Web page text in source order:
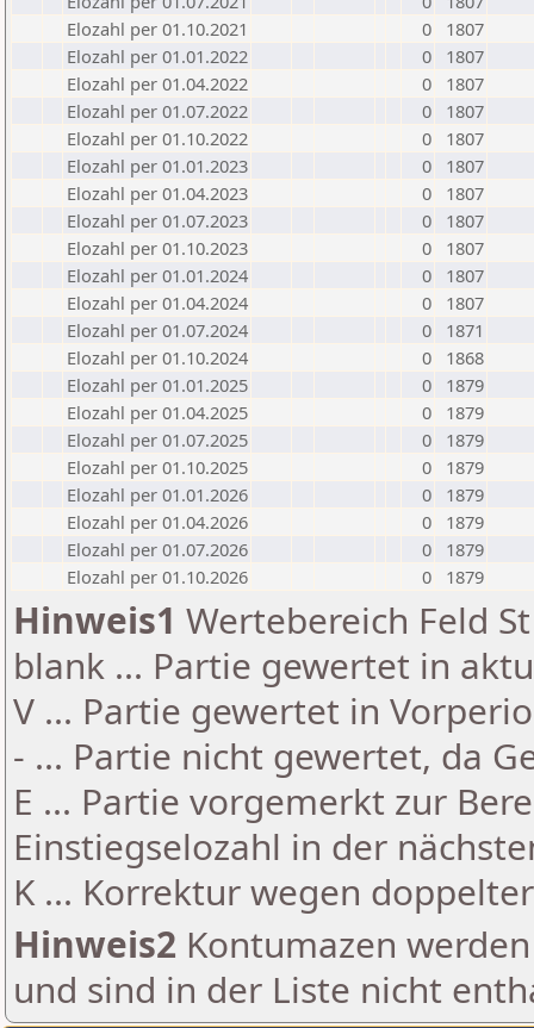
Elozahl per 01.10.2021
0
1807
Elozahl per 01.01.2022
0
1807
Elozahl per 01.04.2022
0
1807
Elozahl per 01.07.2022
0
1807
Elozahl per 01.10.2022
0
1807
Elozahl per 01.01.2023
0
1807
Elozahl per 01.04.2023
0
1807
Elozahl per 01.07.2023
0
1807
Elozahl per 01.10.2023
0
1807
Elozahl per 01.01.2024
0
1807
Elozahl per 01.04.2024
0
1807
Elozahl per 01.07.2024
0
1871
Elozahl per 01.10.2024
0
1868
Elozahl per 01.01.2025
0
1879
Elozahl per 01.04.2025
0
1879
Elozahl per 01.07.2025
0
1879
Elozahl per 01.10.2025
0
1879
Elozahl per 01.01.2026
0
1879
Elozahl per 01.04.2026
0
1879
Elozahl per 01.07.2026
0
1879
Elozahl per 01.10.2026
0 1879
Hinweis1 Wertebereich Feld
blank ... Partie gewertet in
V ... Partie gewertet in
- ... Partie nicht gewertet, da
E ... Partie vorgemerkt zur
Einstiegselozahl in der
K ... Korrektur wegen
Hinweis2 Kontumazen
und sind in der Liste nicht